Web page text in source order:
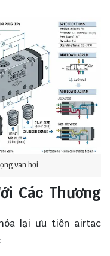
van hơi
Các Thương
lại ưu tiên airtac